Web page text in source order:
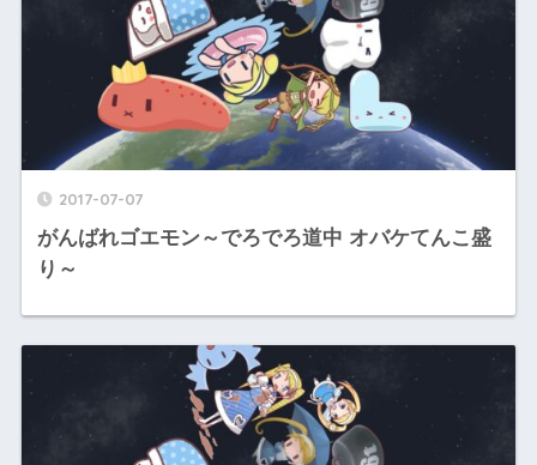
2017-07-07
がんばれゴエモン～でろでろ道中 オバケてんこ盛
り～